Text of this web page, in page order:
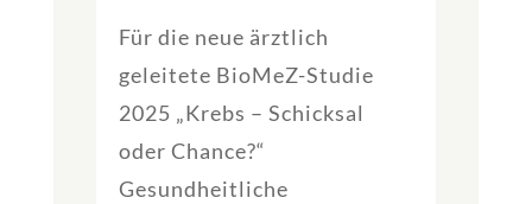
Für die neue ärztlich
geleitete BioMeZ-Studie
2025 „Krebs – Schicksal
oder Chance?“
Gesundheitliche